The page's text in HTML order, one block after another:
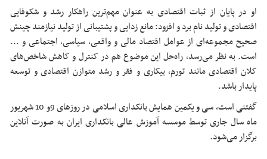
او در پایان از ثبات اقتصادی به عنوان مهم‌ترین راهکار رشد و شکوفایی
اقتصادی و تولید نام برد و افزود: مانع زدایی و پشتیبانی از تولید نیازمند چینش
صحیح مجموعه‌ای از عوامل اقتصاد مالی و واقعی، سیاسی، اجتماعی و ...
است. به نظر می‌رسد، راه‌حل این موضوع هم در کنترل و کاهش شاخص‌های
کلان اقتصادی مانند تورم، بیکاری و فقر و رشد متوازن اقتصادی و توسعه
پایدار باشد.
گفتنی است، سی و یکمین همایش بانکداری اسلامی در روزهای 9و 10 شهریور
ماه سال جاری توسط موسسه آموزش عالی بانکداری ایران به صورت آنلاین
برگزار می‌شود.